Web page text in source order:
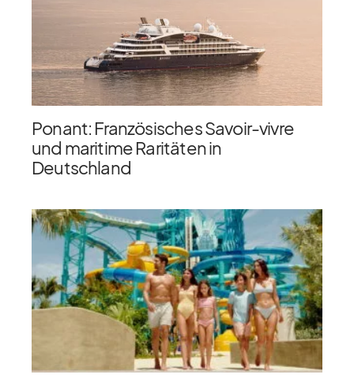
Ponant: Französisches Savoir-vivre
und maritime Raritäten in
Deutschland